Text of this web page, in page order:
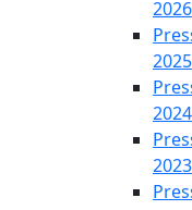
2026
2025
2024
2023